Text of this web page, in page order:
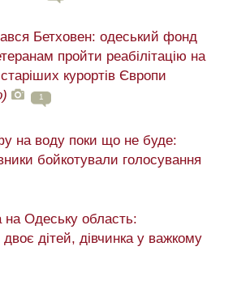
Бетховен: одеський фонд
пройти реабілітацію на
курортів Європи
1
на воду поки що не буде:
бойкотували голосування
на Одеську область:
дітей, дівчинка у важкому